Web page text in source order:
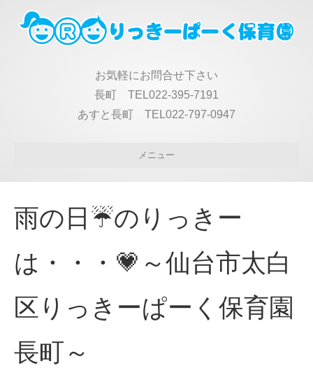
お気軽にお問合せ下さい
長町 TEL022-395-7191
あすと長町 TEL022-797-0947
メニュー
雨の日☔のりっきー
は・・・💗～仙台市太白
区りっきーぱーく保育園
長町～